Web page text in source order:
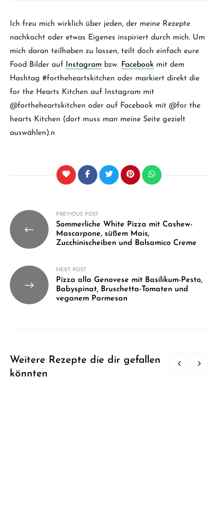
Ich freu mich wirklich über jeden, der meine Rezepte
nachkocht oder etwas Eigenes inspiriert durch mich. Um
mich daran teilhaben zu lassen, teilt doch einfach eure
Food Bilder auf
Instagram bzw. Facebook mit dem
Hashtag #fortheheartskitchen oder markiert direkt die
for the Hearts Kitchen auf Instagram mit
@fortheheartskitchen oder auf Facebook mit @for the
hearts Kitchen (dort muss man meine Seite gezielt
auswählen).n
Beitragsnavigation
PREVIOUS POST
Sommerliche White Pizza mit Cashew-
Mascarpone, süßem Mais,
Zucchinischeiben und Balsamico Creme
NEXT POST
Pizza alla Genovese mit Basilikum-Pesto,
Babyspinat, Bruschetta-Tomaten und
veganem Parmesan
Weitere Rezepte die dir gefallen
könnten